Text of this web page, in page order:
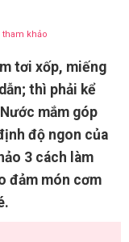
tham khảo
tơi xốp, miếng
thì phải kể
mắm góp
độ ngon của
3 cách làm
đảm món cơm